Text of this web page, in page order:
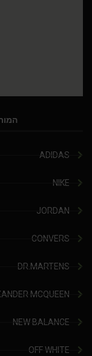
ADIDAS
NIKE
JORDAN
CONVERS
DR.MARTENS
MCQUEEN
NEW BALANCE
OFF WHITE